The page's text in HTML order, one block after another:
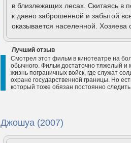
в близлежащих лесах. Скитаясь в
к давно заброшенной и забытой
оказывается населенной. Хозяева
Лучший отзыв
Смотрел этот фильм в кинотеатре на
обычного. Фильм достаточно тяжелый
жизнь пограничных войск, где служат
охране государственной границы. Но
который тоже обязан постоянно
Джошуа (2007)